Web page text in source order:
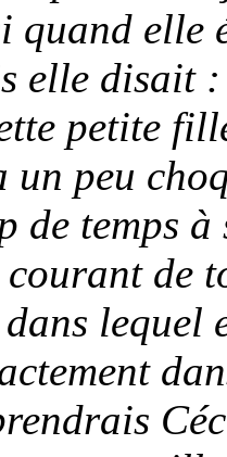
quand elle
elle disait
petite
un peu
de temps
courant de
lequel